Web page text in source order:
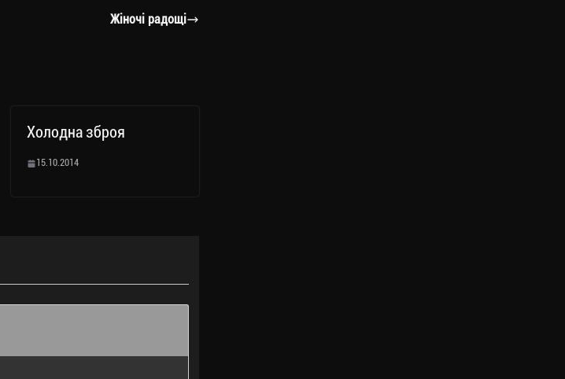
Жіночі радощі
Холодна зброя
15.10.2014